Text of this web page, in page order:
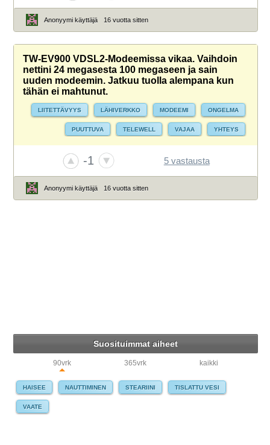
Anonyymi käyttäjä 16 vuotta sitten
TW-EV900 VDSL2-Modeemissa vikaa. Vaihdoin
nettini 24 megasesta 100 megaseen ja sain
uuden modeemin. Jatkuu tuolla alempana kun
tähän ei mahtunut.
LIITETTÄVYYS LÄHIVERKKO MODEEMI ONGELMA
PUUTTUVA TELEWELL VAJAA YHTEYS
-1 5 vastausta
Anonyymi käyttäjä 16 vuotta sitten
Suosituimmat aiheet
90vrk 365vrk kaikki
HAISEE NAUTTIMINEN STEARIINI TISLATTU VESI
VAATE